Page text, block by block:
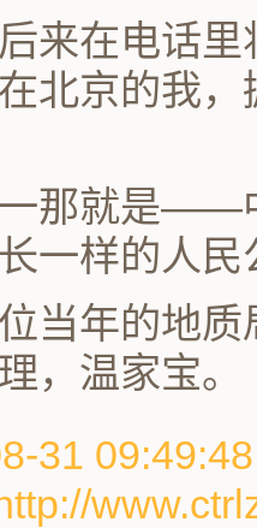
来在电话
北京的我
那就是——
一样的人民
当年的地
，温家宝
31